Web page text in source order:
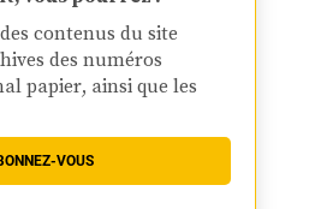
contenus du site
des numéros
papier, ainsi que les
VOUS